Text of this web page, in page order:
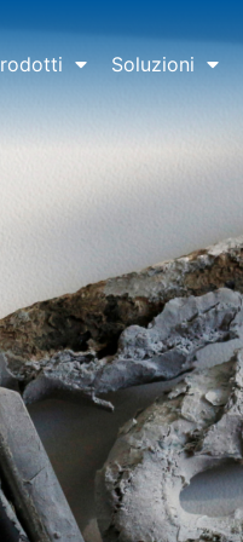
Soluzioni